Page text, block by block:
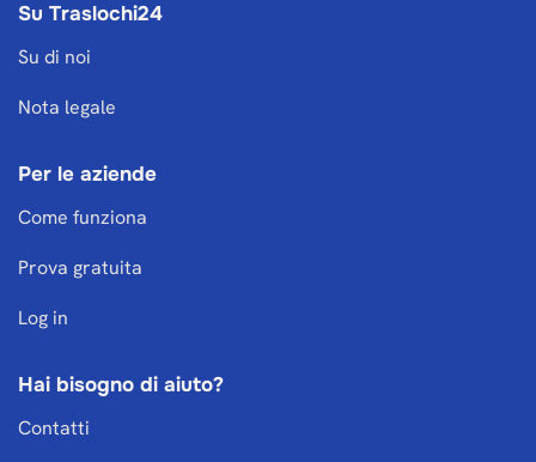
Su Traslochi24
Su di noi
Nota legale
Per le aziende
Come funziona
Prova gratuita
Log in
Hai bisogno di aiuto?
Contatti